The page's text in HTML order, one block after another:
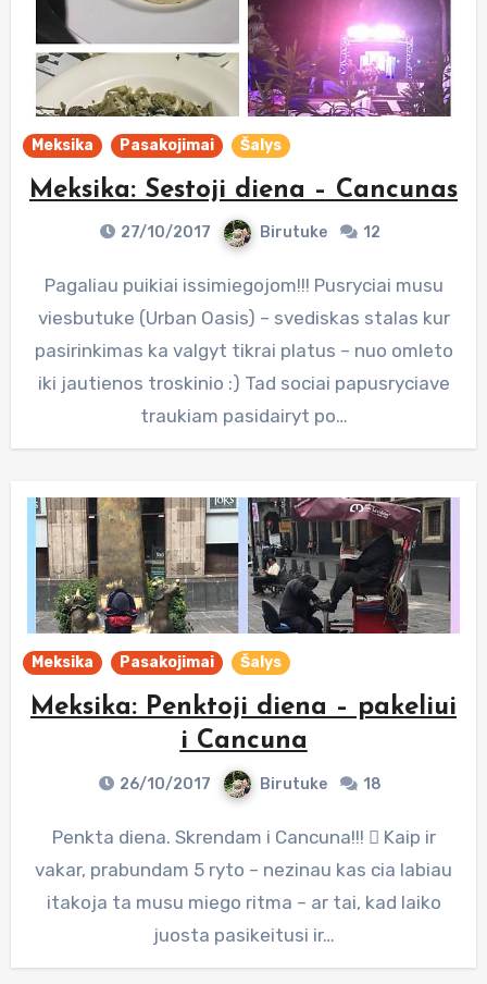
Meksika Pasakojimai Šalys
Meksika: Sestoji diena – Cancunas
27/10/2017 Birutuke 12
Pagaliau puikiai issimiegojom!!! Pusryciai musu
viesbutuke (Urban Oasis) – svediskas stalas kur
pasirinkimas ka valgyt tikrai platus – nuo omleto
iki jautienos troskinio :) Tad sociai papusryciave
traukiam pasidairyt po…
Meksika Pasakojimai Šalys
Meksika: Penktoji diena – pakeliui
i Cancuna
26/10/2017 Birutuke 18
Penkta diena. Skrendam i Cancuna!!!  Kaip ir
vakar, prabundam 5 ryto – nezinau kas cia labiau
itakoja ta musu miego ritma – ar tai, kad laiko
juosta pasikeitusi ir…